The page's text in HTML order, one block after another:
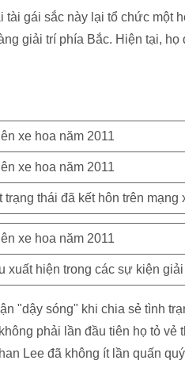
gái sắc này lại tổ chức một
giải trí phía Bắc. Hiện tại, họ
thái đã kết hôn trên mạng
xuất hiện trong các sự kiện
"dậy sóng" khi chia sẻ tình
phải lần đầu tiên họ tỏ vẻ
Lee đã không ít lần quấn